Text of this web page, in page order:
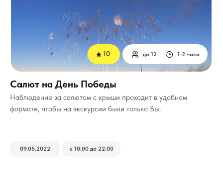
Наблюдение за салютом с крыши проходит в удобном
формате, чтобы на экскурсии были только Вы.
1-2 часа
до 12
09.05.2022 с 10:00 до 22:00
Салют на День Победы
10